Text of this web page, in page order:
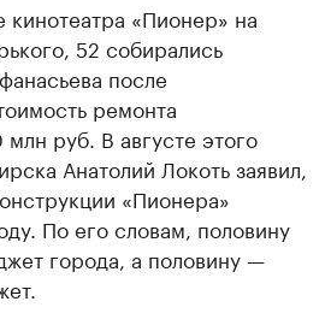
кинотеатра «Пионер» на
52 собирались
после
ремонта
руб. В августе этого
Анатолий Локоть заявил,
«Пионера»
По его словам, половину
города, а половину —